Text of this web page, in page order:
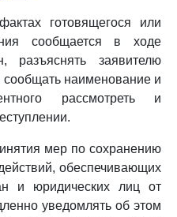
готовящегося или
сообщается в ходе
разъяснять заявителю
сообщать наименование и
рассмотреть и
мер по сохранению
обеспечивающих
и юридических лиц от
уведомлять об этом